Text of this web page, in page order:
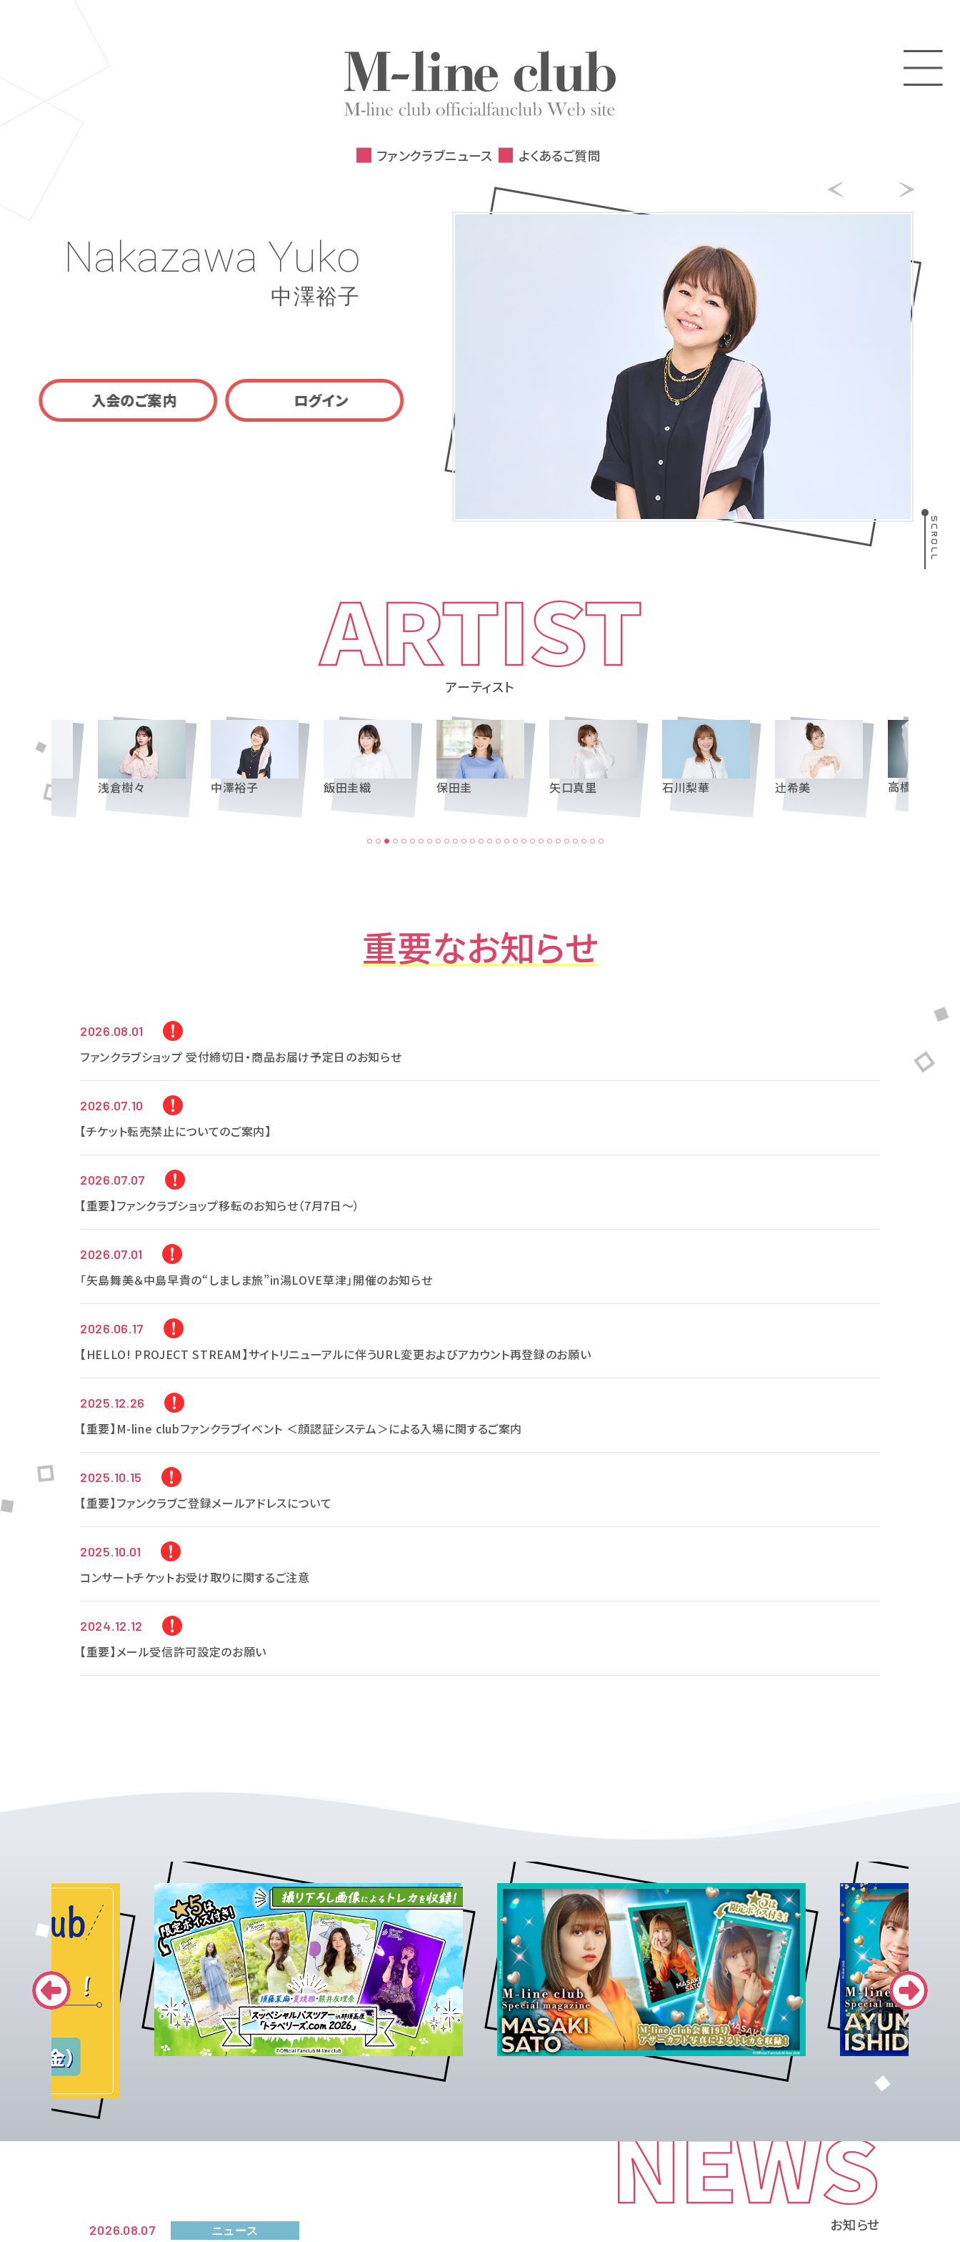
ファンクラブニュース よくあるご質問
入会のご案内 ログイン
Sudo Maasa
須藤茉麻
Iikubo Haruna
飯窪春菜
Nakazawa Yuko
中澤裕子
Yajima Maimi
矢島舞美
Katsuta Rina
勝田里奈
Yamagishi Riko
山岸理子
Ishida Ayumi
石田亜佑美
Takeuchi Akari
竹内朱莉
Suzuki Airi
鈴木愛理
Morito Chisaki
森戸知沙希
Asakura Kiki
浅倉樹々
Yasuda Kei
保田圭
Sato Masaki
佐藤優樹
Ishikawa Rika
石川梨華
Tsuji Nozomi
辻󠄀希美
Yaguchi Mari
矢口真里
Fukumura Mizuki
譜久村聖
Ozeki Mai
小関舞
Sasaki Rikako
佐々木莉佳子
Tanaka Reina
田中れいな
Kumai Yurina
熊井友理奈
Miyazaki Yuka
宮崎由加
Iida Kaori
飯田圭織
Nakajima Saki
中島早貴
Inaba Manaka
稲場愛香
Uemura Akari
植村あかり
Miyamoto Karin
宮本佳林
Takahashi Ai
高橋愛
SCROLL
ARTIST
アーティスト
浅倉樹々 中澤裕子 飯田圭織 保田圭 矢口真里 石川梨華 辻󠄀希美 高橋愛
重要なお知らせ
2026.08.01
ファンクラブショップ 受付締切日・商品お届け予定日のお知らせ
2026.07.10
【チケット転売禁止についてのご案内】
2026.07.07
【重要】ファンクラブショップ移転のお知らせ（7月7日～）
2026.07.01
「矢島舞美＆中島早貴の“しましま旅”in湯LOVE草津」開催のお知らせ
2026.06.17
【HELLO! PROJECT STREAM】サイトリニューアルに伴うURL変更およびアカウント再登録のお願い
2025.12.26
【重要】M-line clubファンクラブイベント ＜顔認証システム＞による入場に関するご案内
2025.10.15
【重要】ファンクラブご登録メールアドレスについて
2025.10.01
コンサートチケットお受け取りに関するご注意
2024.12.12
【重要】メール受信許可設定のお願い
NEWS
お知らせ
2026.08.07 ニュース